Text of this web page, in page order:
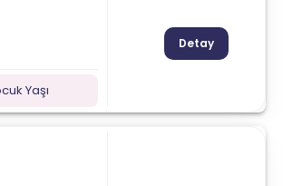
Yaşı
Detay